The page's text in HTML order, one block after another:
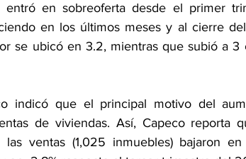
entró en sobreoferta desde el primer
en los últimos meses y al cierre
se ubicó en 3.2, mientras que subió a
indicó que el principal motivo del
de viviendas. Así, Capeco reporta
ventas (1,025 inmuebles) bajaron